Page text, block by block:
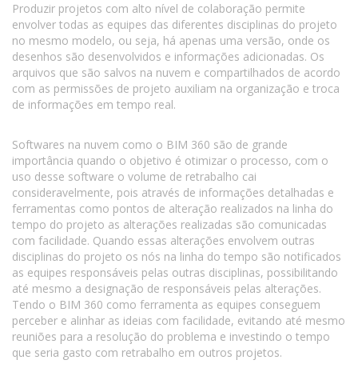
Produzir projetos com alto nível de colaboração permite
envolver todas as equipes das diferentes disciplinas do projeto
no mesmo modelo, ou seja, há apenas uma versão, onde os
desenhos são desenvolvidos e informações adicionadas. Os
arquivos que são salvos na nuvem e compartilhados de acordo
com as permissões de projeto auxiliam na organização e troca
de informações em tempo real.
Softwares na nuvem como o BIM 360 são de grande
importância quando o objetivo é otimizar o processo, com o
uso desse software o volume de retrabalho cai
consideravelmente, pois através de informações detalhadas e
ferramentas como pontos de alteração realizados na linha do
tempo do projeto as alterações realizadas são comunicadas
com facilidade. Quando essas alterações envolvem outras
disciplinas do projeto os nós na linha do tempo são notificados
as equipes responsáveis pelas outras disciplinas, possibilitando
até mesmo a designação de responsáveis pelas alterações.
Tendo o BIM 360 como ferramenta as equipes conseguem
perceber e alinhar as ideias com facilidade, evitando até mesmo
reuniões para a resolução do problema e investindo o tempo
que seria gasto com retrabalho em outros projetos.